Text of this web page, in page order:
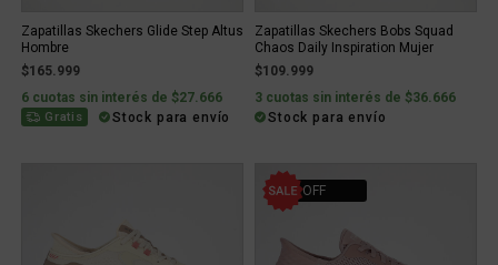
Zapatillas Skechers Glide Step Altus
Hombre
$165.999
6 cuotas sin interés de $27.666
Gratis Stock para envío
Zapatillas Skechers Bobs Squad
Chaos Daily Inspiration Mujer
$109.999
3 cuotas sin interés de $36.666
Stock para envío
15% OFF